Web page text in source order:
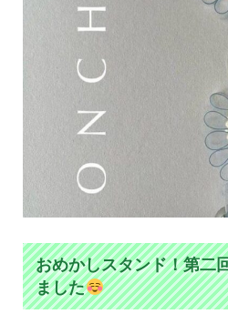
おめかしスタンド！第二
ました